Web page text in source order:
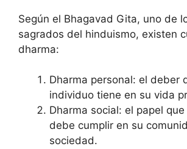
Según el Bhagavad Gita, uno de
sagrados del hinduismo, existen
dharma:
Dharma personal: el deber
individuo tiene en su vida
Dharma social: el papel
debe cumplir en su
sociedad.